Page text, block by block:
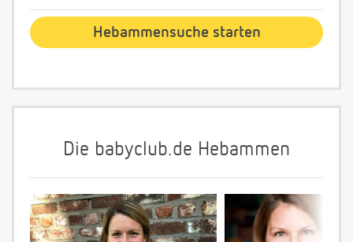
Die babyclub.de Hebammen